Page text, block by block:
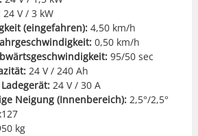
24 V / 3 kW
(einge­fahren):4,50 km/h
0,50 km/h
95/50 sec
24 V / 240 Ah
24 V / 30 A
Nei­gung (Innen­bere­ich):2,5°/2,5°
kg